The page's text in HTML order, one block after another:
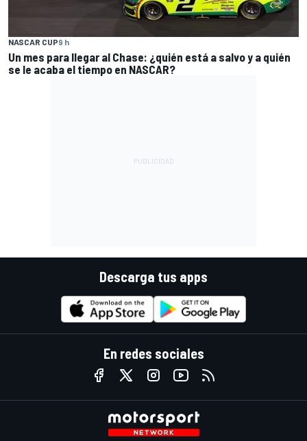
NASCAR CUP9 h
Un mes para llegar al Chase: ¿quién está a salvo y a quién
se le acaba el tiempo en NASCAR?
Descarga tus apps
En redes sociales